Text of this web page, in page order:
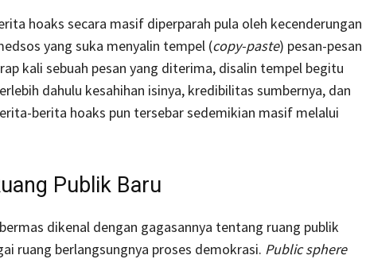
hoaks secara masif diperparah pula oleh kecenderungan
yang suka menyalin tempel (copy-paste) pesan-pesan
kali sebuah pesan yang diterima, disalin tempel begitu
dahulu kesahihan isinya, kredibilitas sumbernya, dan
berita hoaks pun tersebar sedemikian masif melalui
Publik Baru
dikenal dengan gagasannya tentang ruang publik
ruang berlangsungnya proses demokrasi. Public sphere